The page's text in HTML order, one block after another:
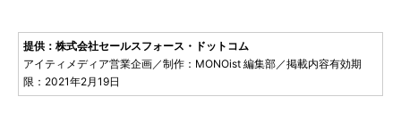
提供：株式会社セールスフォース・ドットコム
アイティメディア営業企画／制作：MONOist 編集部／掲載内容有効期
限：2021年2月19日